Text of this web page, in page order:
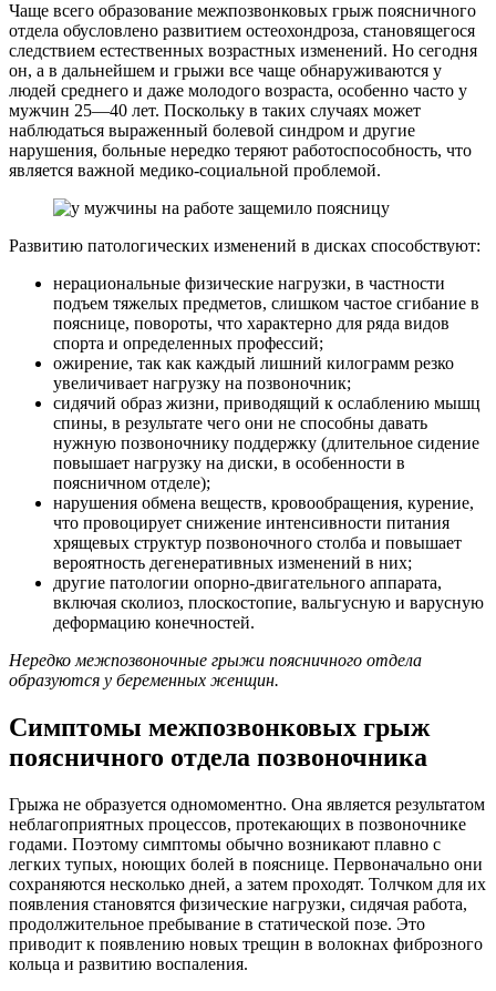
Чаще всего образование межпозвонковых грыж поясничного
отдела обусловлено развитием остеохондроза, становящегося
следствием естественных возрастных изменений. Но сегодня
он, а в дальнейшем и грыжи все чаще обнаруживаются у
людей среднего и даже молодого возраста, особенно часто у
мужчин 25—40 лет. Поскольку в таких случаях может
наблюдаться выраженный болевой синдром и другие
нарушения, больные нередко теряют работоспособность, что
является важной медико-социальной проблемой.
Развитию патологических изменений в дисках способствуют:
нерациональные физические нагрузки, в частности
подъем тяжелых предметов, слишком частое сгибание в
пояснице, повороты, что характерно для ряда видов
спорта и определенных профессий;
ожирение, так как каждый лишний килограмм резко
увеличивает нагрузку на позвоночник;
сидячий образ жизни, приводящий к ослаблению мышц
спины, в результате чего они не способны давать
нужную позвоночнику поддержку (длительное сидение
повышает нагрузку на диски, в особенности в
поясничном отделе);
нарушения обмена веществ, кровообращения, курение,
что провоцирует снижение интенсивности питания
хрящевых структур позвоночного столба и повышает
вероятность дегенеративных изменений в них;
другие патологии опорно-двигательного аппарата,
включая сколиоз, плоскостопие, вальгусную и варусную
деформацию конечностей.
Нередко межпозвоночные грыжи поясничного отдела
образуются у беременных женщин.
Симптомы межпозвонковых грыж
поясничного отдела позвоночника
Грыжа не образуется одномоментно. Она является результатом
неблагоприятных процессов, протекающих в позвоночнике
годами. Поэтому симптомы обычно возникают плавно с
легких тупых, ноющих болей в пояснице. Первоначально они
сохраняются несколько дней, а затем проходят. Толчком для их
появления становятся физические нагрузки, сидячая работа,
продолжительное пребывание в статической позе. Это
приводит к появлению новых трещин в волокнах фиброзного
кольца и развитию воспаления.